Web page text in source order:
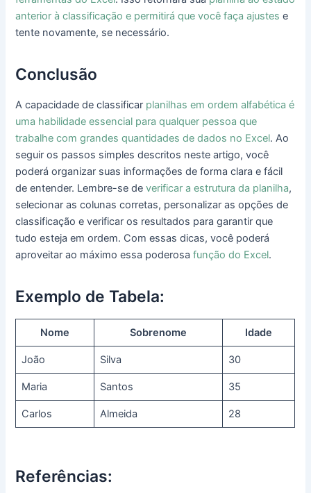
anterior à classificação e permitirá que você faça ajustes e
tente novamente, se necessário.
Conclusão
A capacidade de classificar planilhas em ordem alfabética é
uma habilidade essencial para qualquer pessoa que
trabalhe com grandes quantidades de dados no Excel. Ao
seguir os passos simples descritos neste artigo, você
poderá organizar suas informações de forma clara e fácil
de entender. Lembre-se deverificar a estrutura da planilha,
selecionar as colunas corretas, personalizar as opções de
classificação e verificar os resultados para garantir que
tudo esteja em ordem. Com essas dicas, você poderá
aproveitar ao máximo essa poderosafunção do Excel.
Exemplo de Tabela:
Nome Sobrenome Idade
João Silva 30
Maria Santos 35
Carlos Almeida 28
Referências: